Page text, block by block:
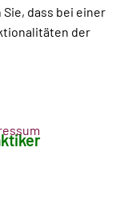
dass bei einer
der